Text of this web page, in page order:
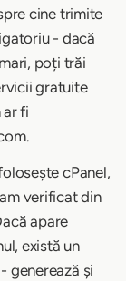
cine trimite
- dacă
poți trăi
gratuite
ar fi
cPanel,
verificat din
apare
există un
generează și